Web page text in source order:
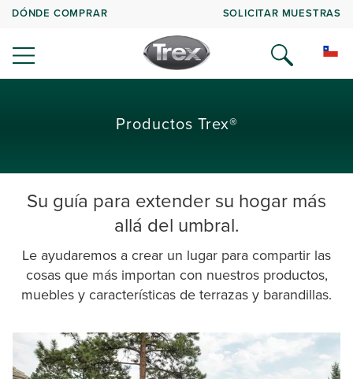
DÓNDE COMPRAR SOLICITAR MUESTRAS
Productos Trex®
Su guía para extender su hogar más
allá del umbral.
Le ayudaremos a crear un lugar para compartir las
cosas que más importan con nuestros productos,
muebles y características de terrazas y barandillas.